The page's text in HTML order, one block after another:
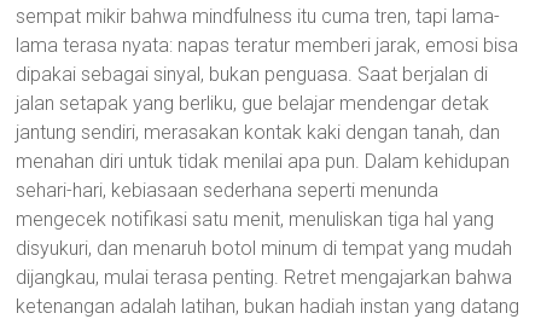
sempat mikir bahwa mindfulness itu cuma tren, tapi lama-
lama terasa nyata: napas teratur memberi jarak, emosi bisa
dipakai sebagai sinyal, bukan penguasa. Saat berjalan di
jalan setapak yang berliku, gue belajar mendengar detak
jantung sendiri, merasakan kontak kaki dengan tanah, dan
menahan diri untuk tidak menilai apa pun. Dalam kehidupan
sehari-hari, kebiasaan sederhana seperti menunda
mengecek notifikasi satu menit, menuliskan tiga hal yang
disyukuri, dan menaruh botol minum di tempat yang mudah
dijangkau, mulai terasa penting. Retret mengajarkan bahwa
ketenangan adalah latihan, bukan hadiah instan yang datang